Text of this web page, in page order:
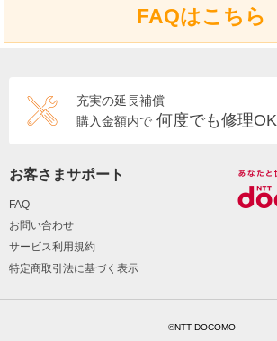
FAQはこちら
充実の延長補償
購入金額内で 何度でも修理OK
お客さまサポート
FAQ
お問い合わせ
サービス利用規約
特定商取引法に基づく表示
©NTT DOCOMO